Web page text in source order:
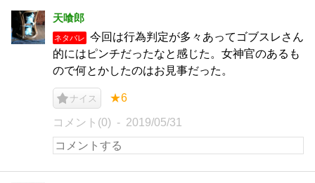
天喰郎
ネタバレ
今回は行為判定が多々あってゴブスレさん
的にはピンチだったなと感じた。女神官のあるも
ので何とかしたのはお見事だった。
ナイス ★6
コメント(0) 2019/05/31